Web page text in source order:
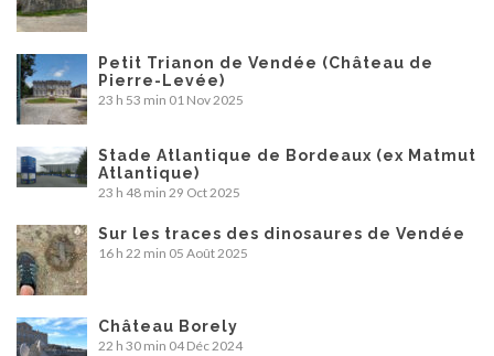
Petit Trianon de Vendée (Château de
Pierre-Levée)
23 h 53 min 01 Nov 2025
Stade Atlantique de Bordeaux (ex Matmut
Atlantique)
23 h 48 min 29 Oct 2025
Sur les traces des dinosaures de Vendée
16 h 22 min 05 Août 2025
Château Borely
22 h 30 min 04 Déc 2024